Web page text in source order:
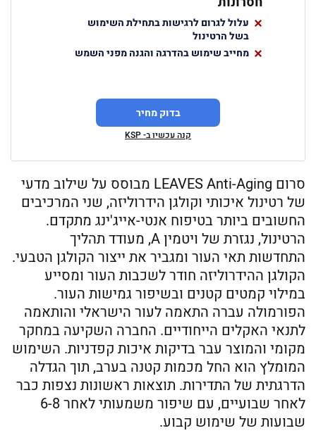
עלול לגרום לרגישות בתחילת השימוש
בשל הרטינול
מחייב שימוש בהדרגה והגנה מפני השמש
בדוק מחיר
קנה עכשיו ב- KSP
סרום LEAVES Anti-Aging מבוסס על שילוב מדעי
של רטינול איכותי וקולגן הידרוליזה, שני המרכיבים
החשובים ביותר בטיפוח אנטי-אייג'ינג מתקדם.
הרטינול, נגזרת של ויטמין A, מעודד תהליך
התחדשות תאי העור ומגביר את ייצור הקולגן הטבעי.
הקולגן ההידרוליזה חודר לשכבות העור ומסייע
במילוי קמטים קטנים ובשיפור גמישות העור.
הפורמולה עברה התאמה לעור הישראלי והותאמה
לתנאי האקלים הייחודיים. החברה השקיעה במחקר
מקומי והמוצר עבר בדיקות איכות קפדניות. השימוש
המומלץ הוא החל מכמות קטנה בערב, תוך הגדלה
הדרגתית של התדירות. תוצאות ראשונות נצפות כבר
לאחר שבועיים, עם שיפור משמעותי לאחר 6-8
שבועות של שימוש קבוע.